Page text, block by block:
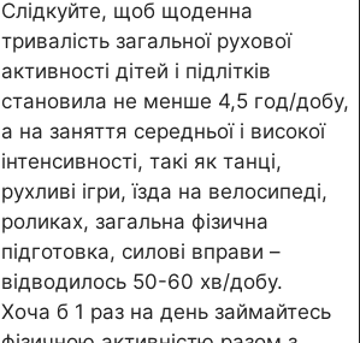
Слідкуйте, щоб щоденна
тривалість загальної рухової
активності дітей і підлітків
становила не менше 4,5 год/добу,
а на заняття середньої і високої
інтенсивності, такі як танці,
рухливі ігри, їзда на велосипеді,
роликах, загальна фізична
підготовка, силові вправи –
відводилось 50-60 хв/добу.
Хоча б 1 раз на день займайтесь